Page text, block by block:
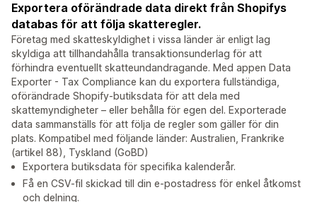
Exportera oförändrade data direkt från Shopifys
databas för att följa skatteregler.
Företag med skatteskyldighet i vissa länder är enligt lag
skyldiga att tillhandahålla transaktionsunderlag för att
förhindra eventuellt skatteundandragande. Med appen Data
Exporter - Tax Compliance kan du exportera fullständiga,
oförändrade Shopify-butiksdata för att dela med
skattemyndigheter – eller behålla för egen del. Exporterade
data sammanställs för att följa de regler som gäller för din
plats. Kompatibel med följande länder: Australien, Frankrike
(artikel 88), Tyskland (GoBD)
Exportera butiksdata för specifika kalenderår.
Få en CSV-fil skickad till din e-postadress för enkel åtkomst
och delning.